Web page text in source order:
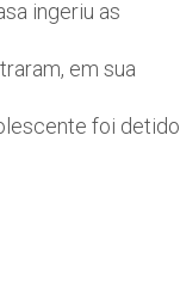
ingeriu as
em sua
foi detido